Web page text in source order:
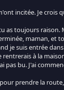
incitée. Je crois
as toujours raison.
maman, et
je suis entrée
rentrerais à la
pas bu. J'ai
prendre la